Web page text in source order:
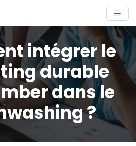
intégrer le
durable
dans le
?